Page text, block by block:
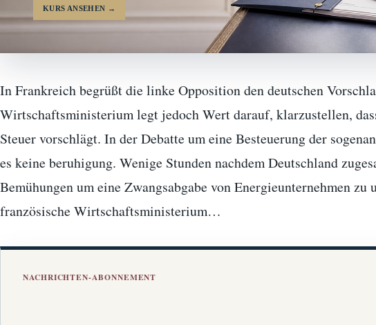
KURS ANSEHEN →
In Frankreich begrüßt die linke Opposition den deutschen
Wirtschaftsministerium legt jedoch Wert darauf, klarzustellen,
Steuer vorschlägt. In der Debatte um eine Besteuerung der
es keine beruhigung. Wenige Stunden nachdem Deutschland
Bemühungen um eine Zwangsabgabe von Energieunternehmen zu
französische Wirtschaftsministerium…
NACHRICHTEN-ABONNEMENT